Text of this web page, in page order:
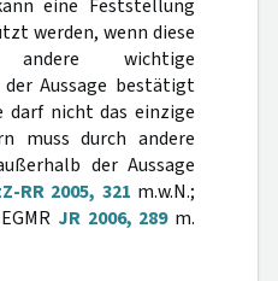
eine Feststellung
werden, wenn diese
andere wichtige
Aussage bestätigt
darf nicht das einzige
muss durch andere
der Aussage
RR 2005, 321 m.w.N.;
JR 2006, 289m.